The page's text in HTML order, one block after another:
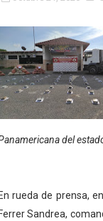
INN-
Mérida
del
En rueda de prensa,
Ferrer Sandrea,